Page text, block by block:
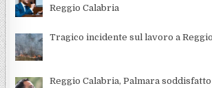
Reggio Calabria
Tragico incidente sul lavoro a
Reggio Calabria, Palmara